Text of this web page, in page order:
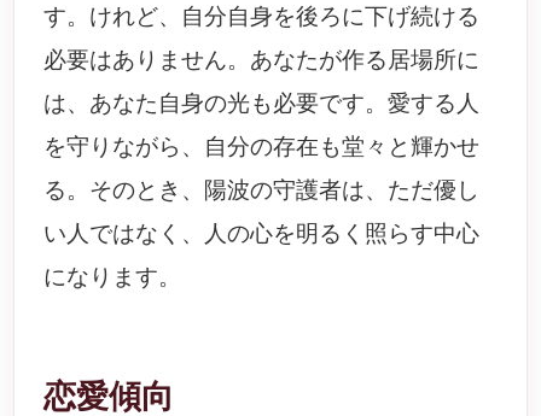
す。けれど、自分自身を後ろに下げ続ける
必要はありません。あなたが作る居場所に
は、あなた自身の光も必要です。愛する人
を守りながら、自分の存在も堂々と輝かせ
る。そのとき、陽波の守護者は、ただ優し
い人ではなく、人の心を明るく照らす中心
になります。
恋愛傾向